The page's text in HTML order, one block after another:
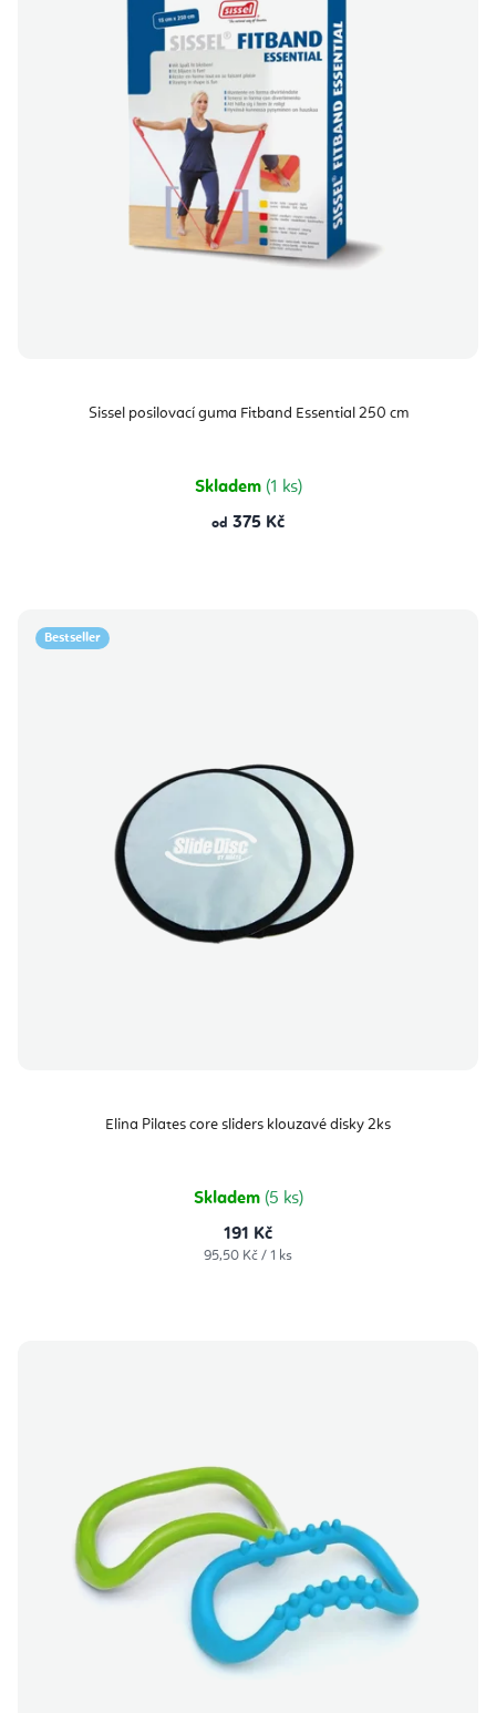
Sissel posilovací guma Fitband Essential 250 cm
Skladem (1 ks)
od 375 Kč
Bestseller
Elina Pilates core sliders klouzavé disky 2ks
Skladem (5 ks)
191 Kč
Měrná
95,50 Kč / 1 ks